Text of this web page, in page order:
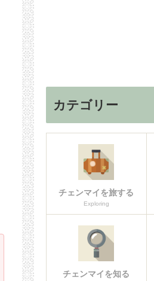
カテゴリー
チェンマイを旅する
Exploring
チェンマイを知る